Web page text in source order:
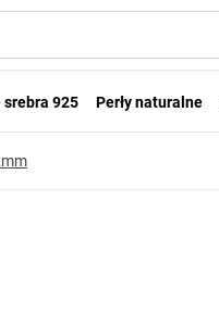
srebra 925 Perły naturalne